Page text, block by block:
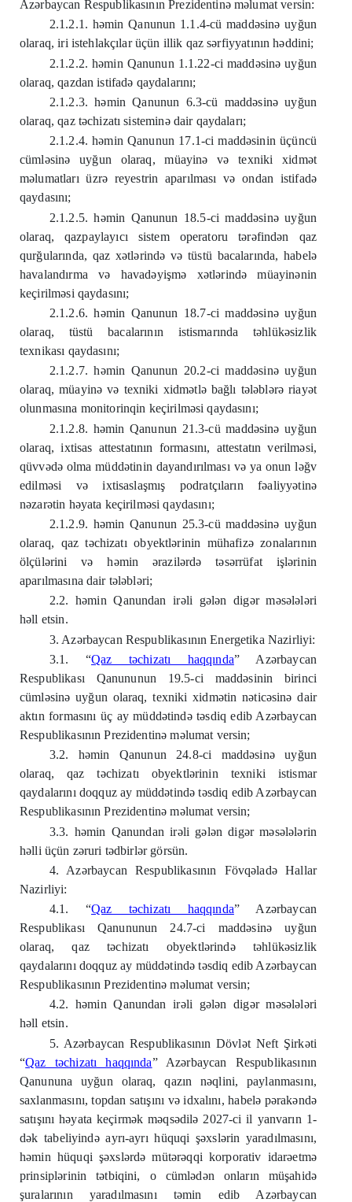
Azərbaycan Respublikasının Prezidentinə məlumat versin:
2.1.2.1. həmin Qanunun 1.1.4-cü maddəsinə uyğun
olaraq, iri istehlakçılar üçün illik qaz sərfiyyatının həddini;
2.1.2.2. həmin Qanunun 1.1.22-ci maddəsinə uyğun
olaraq, qazdan istifadə qaydalarını;
2.1.2.3. həmin Qanunun 6.3-cü maddəsinə uyğun
olaraq, qaz təchizatı sisteminə dair qaydaları;
2.1.2.4. həmin Qanunun 17.1-ci maddəsinin üçüncü
cümləsinə uyğun olaraq, müayinə və texniki xidmət
məlumatları üzrə reyestrin aparılması və ondan istifadə
qaydasını;
2.1.2.5. həmin Qanunun 18.5-ci maddəsinə uyğun
olaraq, qazpaylayıcı sistem operatoru tərəfindən qaz
qurğularında, qaz xətlərində və tüstü bacalarında, habelə
havalandırma və havadəyişmə xətlərində müayinənin
keçirilməsi qaydasını;
2.1.2.6. həmin Qanunun 18.7-ci maddəsinə uyğun
olaraq, tüstü bacalarının istismarında təhlükəsizlik
texnikası qaydasını;
2.1.2.7. həmin Qanunun 20.2-ci maddəsinə uyğun
olaraq, müayinə və texniki xidmətlə bağlı tələblərə riayət
olunmasına monitorinqin keçirilməsi qaydasını;
2.1.2.8. həmin Qanunun 21.3-cü maddəsinə uyğun
olaraq, ixtisas attestatının formasını, attestatın verilməsi,
qüvvədə olma müddətinin dayandırılması və ya onun ləğv
edilməsi və ixtisaslaşmış podratçıların fəaliyyətinə
nəzarətin həyata keçirilməsi qaydasını;
2.1.2.9. həmin Qanunun 25.3-cü maddəsinə uyğun
olaraq, qaz təchizatı obyektlərinin mühafizə zonalarının
ölçülərini və həmin ərazilərdə təsərrüfat işlərinin
aparılmasına dair tələbləri;
2.2. həmin Qanundan irəli gələn digər məsələləri
həll etsin.
3. Azərbaycan Respublikasının Energetika Nazirliyi:
3.1. “Qaz təchizatı haqqında” Azərbaycan
Respublikası Qanununun 19.5-ci maddəsinin birinci
cümləsinə uyğun olaraq, texniki xidmətin nəticəsinə dair
aktın formasını üç ay müddətində təsdiq edib Azərbaycan
Respublikasının Prezidentinə məlumat versin;
3.2. həmin Qanunun 24.8-ci maddəsinə uyğun
olaraq, qaz təchizatı obyektlərinin texniki istismar
qaydalarını doqquz ay müddətində təsdiq edib Azərbaycan
Respublikasının Prezidentinə məlumat versin;
3.3. həmin Qanundan irəli gələn digər məsələlərin
həlli üçün zəruri tədbirlər görsün.
4. Azərbaycan Respublikasının Fövqəladə Hallar
Nazirliyi:
4.1. “Qaz təchizatı haqqında” Azərbaycan
Respublikası Qanununun 24.7-ci maddəsinə uyğun
olaraq, qaz təchizatı obyektlərində təhlükəsizlik
qaydalarını doqquz ay müddətində təsdiq edib Azərbaycan
Respublikasının Prezidentinə məlumat versin;
4.2. həmin Qanundan irəli gələn digər məsələləri
həll etsin.
5. Azərbaycan Respublikasının Dövlət Neft Şirkəti
“Qaz təchizatı haqqında” Azərbaycan Respublikasının
Qanununa uyğun olaraq, qazın nəqlini, paylanmasını,
saxlanmasını, topdan satışını və idxalını, habelə pərakəndə
satışını həyata keçirmək məqsədilə 2027-ci il yanvarın 1-
dək tabeliyində ayrı-ayrı hüquqi şəxslərin yaradılmasını,
həmin hüquqi şəxslərdə mütərəqqi korporativ idarəetmə
prinsiplərinin tətbiqini, o cümlədən onların müşahidə
şuralarının yaradılmasını təmin edib Azərbaycan